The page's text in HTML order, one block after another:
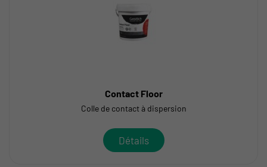
Contact Floor
Colle de contact à dispersion
Détails